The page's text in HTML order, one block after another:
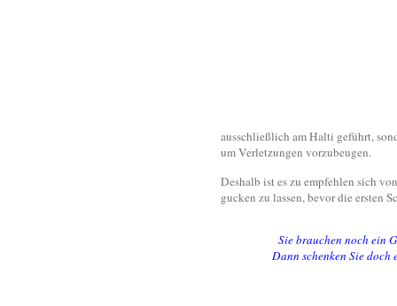
ausschließlich am Halti geführt,
um Verletzungen vorzubeugen.
Deshalb ist es zu empfehlen sich
gucken zu lassen, bevor die ersten
Sie brauchen noch ein
Dann schenken Sie